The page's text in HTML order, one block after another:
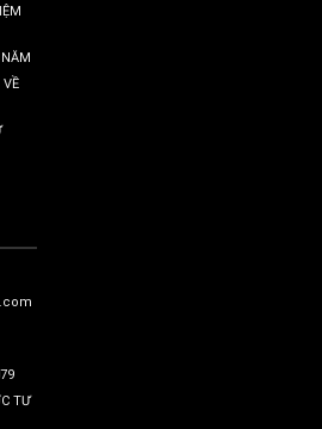
VỀ
TƯ